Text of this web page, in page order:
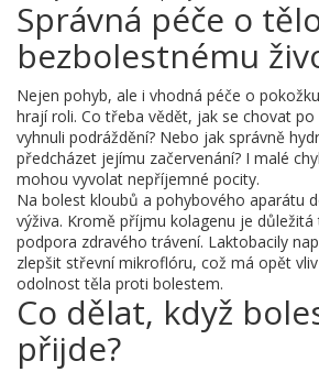
Správná péče o
bezbolestnému
Nejen pohyb, ale i vhodná péče o
hrají roli. Co třeba vědět, jak se chovat po
vyhnuli podráždění? Nebo jak správně
předcházet jejímu začervenání? I malé
mohou vyvolat nepříjemné pocity.
Na bolest kloubů a pohybového aparátu
výživa. Kromě příjmu kolagenu je
podpora zdravého trávení. Laktobacily
zlepšit střevní mikroflóru, což má opět
odolnost těla proti bolestem.
Co dělat, když
přijde?